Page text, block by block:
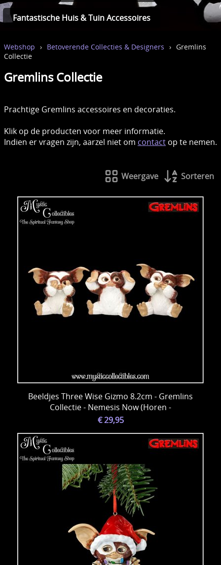
Fantastische Huis & Tuin Accessoires
Webshop › Betoverende Collecties & Designers › Gremlins
Collectie
Gremlins Collectie
Prachtige Gremlins accessoires en decoraties.
Klik op de producten voor meer informatie.
Indien er vragen zijn, aarzel niet om contact op te nemen.
Weergave Sorteren
Beeldjes Three Wise Gizmo 8.2cm - Gremlins
Collectie - Nemesis Now (Horen -
€ 29,95